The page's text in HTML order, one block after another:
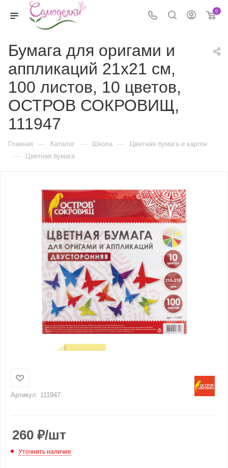
0
Бумага для оригами и
аппликаций 21х21 см,
100 листов, 10 цветов,
ОСТРОВ СОКРОВИЩ,
111947
Главная — Каталог — Школа — Цветная бумага и картон
— Цветная бумага
Артикул: 111947
260 ₽/шт
Уточнить наличие